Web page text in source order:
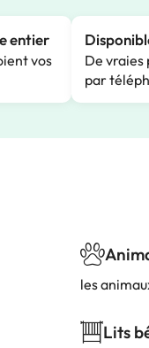
entier
vos
De vraies
par
les
Lits